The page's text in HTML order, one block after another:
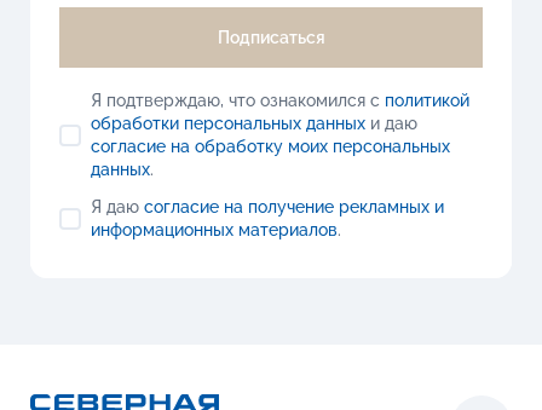
Подписаться
Я подтверждаю, что ознакомился с политикой
обработки персональных данныхи даю
согласие на обработку моих персональных
данных.
Я даю согласие на получение рекламных и
информационных материалов.